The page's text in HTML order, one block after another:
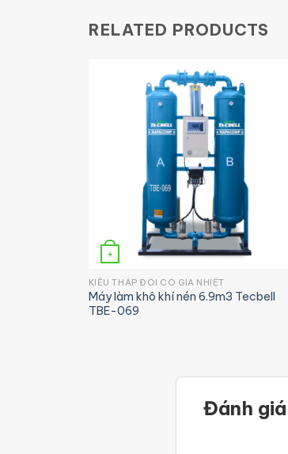
RELATED PRODUCTS
+
KIỂU THÁP ĐÔI CÓ GIA NHIỆT
Máy làm khô khí nén 6.9m3 Tecbell
TBE-069
Đánh